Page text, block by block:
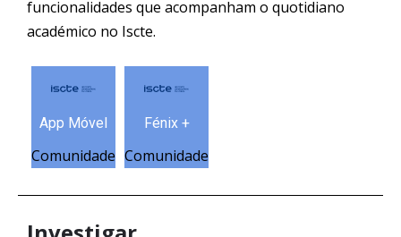
funcionalidades que acompanham o quotidiano
académico no Iscte.
App Móvel
Comunidade
Fénix +
Comunidade